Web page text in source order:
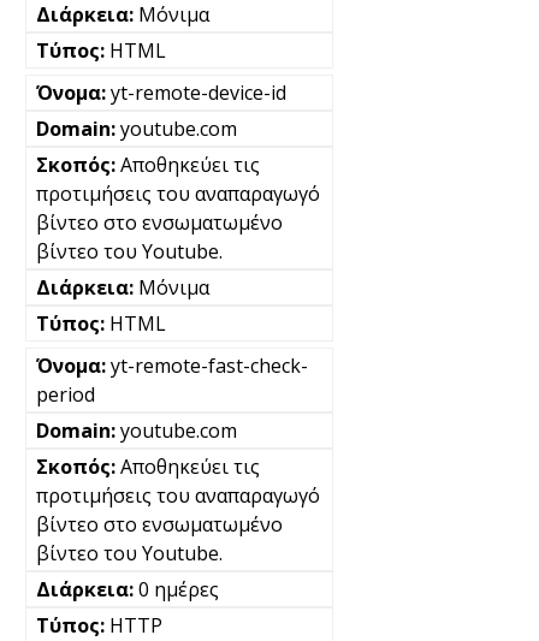
Μόνιμα
HTML
yt-remote-device-id
youtube.com
Αποθηκεύει τις
προτιμήσεις του αναπαραγωγό
βίντεο στο ενσωματωμένο
βίντεο του Youtube.
Μόνιμα
HTML
yt-remote-fast-check-
period
youtube.com
Αποθηκεύει τις
προτιμήσεις του αναπαραγωγό
βίντεο στο ενσωματωμένο
βίντεο του Youtube.
0 ημέρες
HTTP